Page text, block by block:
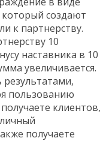
создают
к партнерству.
10
наставника в 10
увеличивается.
пользованию
клиентов,
получаете